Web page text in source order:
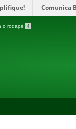
Comunica
o rodapé 4